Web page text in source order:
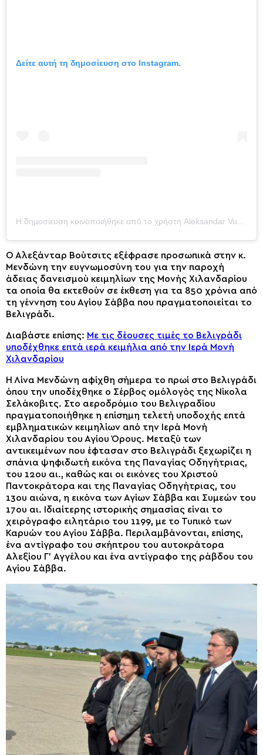
Δείτε αυτή τη δημοσίευση στο Instagram.
Ο Αλεξάνταρ Βούτσιτς εξέφρασε προσωπικά στην κ.
Μενδώνη την ευγνωμοσύνη του για την παροχή
άδειας δανεισμού κειμηλίων της Μονής Χιλανδαρίου
τα οποία θα εκτεθούν σε έκθεση για τα 850 χρόνια από
τη γέννηση του Αγίου Σάββα που πραγματοποιείται το
Βελιγράδι.
Διαβάστε επίσης: Με τις δέουσες τιμές το Βελιγράδι
υποδέχθηκε επτά ιερά κειμήλια από την Ιερά Μονή
Χιλανδαρίου
Η Λίνα Μενδώνη αφίχθη σήμερα το πρωί στο Βελιγράδι
όπου την υποδέχθηκε ο Σέρβος ομόλογός της Νίκολα
Σελάκοβιτς. Στο αεροδρόμιο του Βελιγραδίου
πραγματοποιήθηκε η επίσημη τελετή υποδοχής επτά
εμβληματικών κειμηλίων από την Ιερά Μονή
Χιλανδαρίου του Αγίου Όρους. Μεταξύ των
αντικειμένων που έφτασαν στο Βελιγράδι ξεχωρίζει η
σπάνια ψηφιδωτή εικόνα της Παναγίας Οδηγήτριας,
του 12ου αι., καθώς και οι εικόνες του Χριστού
Παντοκράτορα και της Παναγίας Οδηγήτριας, του
13ου αιώνα, η εικόνα των Αγίων Σάββα και Συμεών του
17ου αι. Ιδιαίτερης ιστορικής σημασίας είναι το
χειρόγραφο ειλητάριο του 1199, με το Τυπικό των
Καρυών του Αγίου Σάββα. Περιλαμβάνονται, επίσης,
ένα αντίγραφο του σκήπτρου του αυτοκράτορα
Αλεξίου Γ’ Αγγέλου και ένα αντίγραφο της ράβδου του
Αγίου Σάββα.